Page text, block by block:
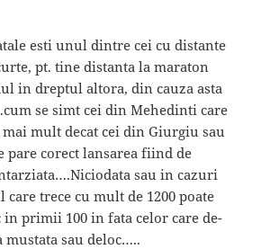
esti unul dintre cei cu distante
pt. tine distanta la maraton
in dreptul altora, din cauza asta
se simt cei din Mehedinti care
mai mult decat cei din Giurgiu sau
pare corect lansarea fiind de
sau in cazuri
trece cu mult de 1200 poate
in primii 100 in fata celor care de-
mustata sau deloc…..